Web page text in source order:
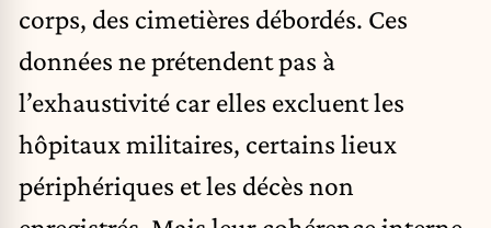
corps, des cimetières débordés. Ces
données ne prétendent pas à
l’exhaustivité car elles excluent les
hôpitaux militaires, certains lieux
périphériques et les décès non